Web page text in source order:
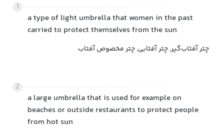
1
a type of light umbrella that women in the past
carried to protect themselves from the sun
چتر آفتاب‌گیر, چتر آفتابی, چتر مخصوص آفتاب
2
a large umbrella that is used for example on
beaches or outside restaurants to protect people
from hot sun